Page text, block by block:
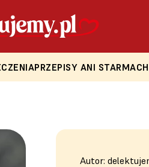
PRZEPISY ANI STARMACH
Autor: